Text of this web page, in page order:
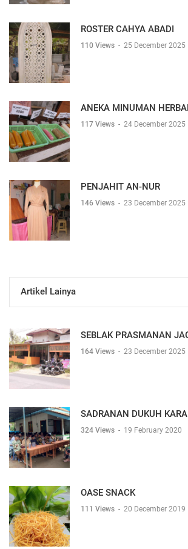
ROSTER CAHYA ABADI
110 Views - 25 December 2025
ANEKA MINUMAN
117 Views - 24 December 2025
PENJAHIT AN-NUR
146 Views - 23 December 2025
Artikel Lainya
SEBLAK PRASMANAN
164 Views - 23 December 2025
SADRANAN DUKUH
324 Views - 19 February 2020
OASE SNACK
111 Views - 20 December 2019